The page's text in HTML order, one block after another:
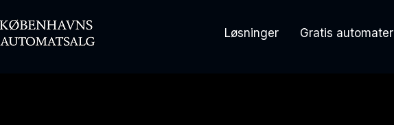
Løsninger Gratis automater